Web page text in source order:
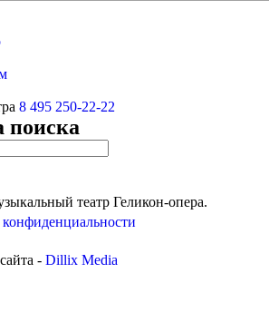
8 495 250-22-22
поиска
театр Геликон-опера.
- Dillix Media